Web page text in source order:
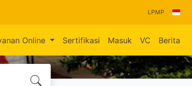
LPMP
Online Sertifikasi Masuk VC Berita